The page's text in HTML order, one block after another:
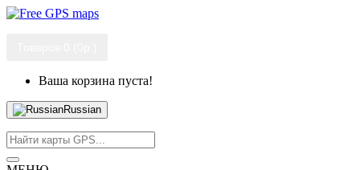
Ваша корзина пуста!
Russian